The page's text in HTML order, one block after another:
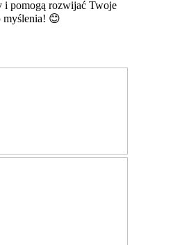
i pomogą rozwijać Twoje
myślenia! 😊